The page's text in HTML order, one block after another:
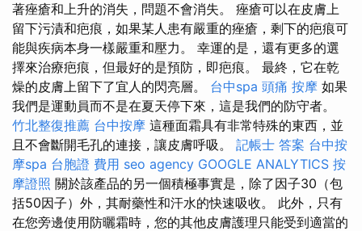
著痤瘡和上升的消失，問題不會消失。 痤瘡可以在皮膚上
留下污漬和疤痕，如果某人患有嚴重的痤瘡，剩下的疤痕可
能與疾病本身一樣嚴重和壓力。 幸運的是，還有更多的選
擇來治療疤痕，但最好的是預防，即疤痕。 最終，它在乾
燥的皮膚上留下了宜人的閃亮層。 台中spa 頭痛 按摩 如果
我們是運動員而不是在夏天停下來，這是我們的防守者。
竹北整復推薦 台中按摩 這種面霜具有非常特殊的東西，並
且不會斷開毛孔的連接，讓皮膚呼吸。 記帳士 答案 台中按
摩spa 台胞證 費用 seo agency GOOGLE ANALYTICS 按
摩證照 關於該產品的另一個積極事實是，除了因子30（包
括50因子）外，其耐藥性和汗水的快速吸收。 此外，只有
在您旁邊使用防曬霜時，您的其他皮膚護理只能受到適當的